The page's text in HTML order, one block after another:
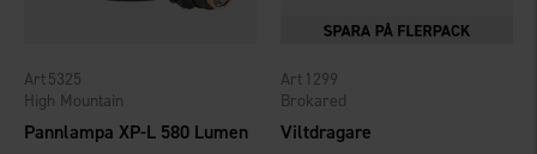
Pannlampa XP-L 580 Lumen
High Mountain
5325
Viltdragare
Brokared
1299